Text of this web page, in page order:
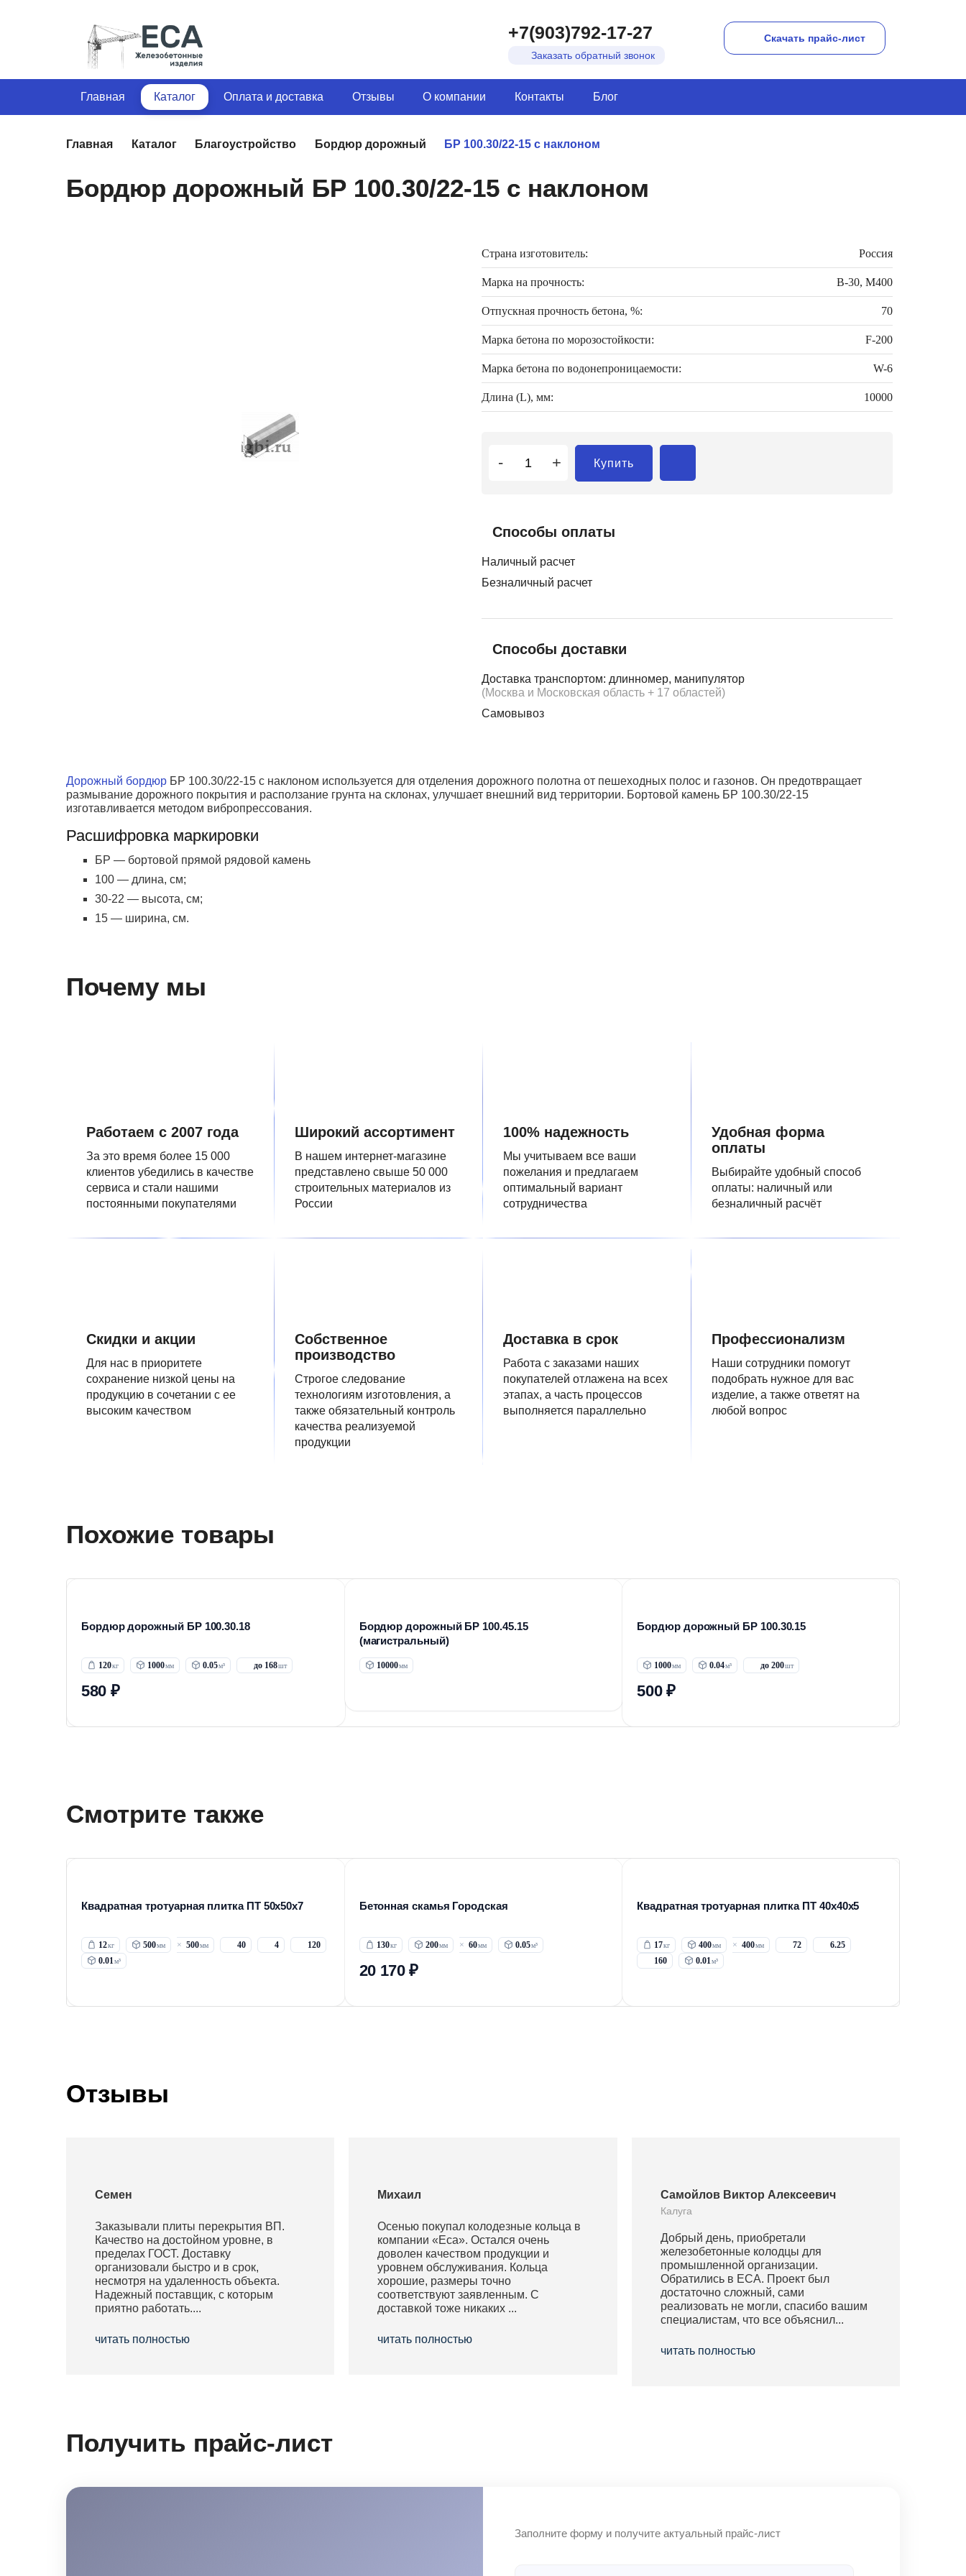
Скачать прайс-лист
+7(903)792-17-27
Заказать обратный звонок
Главная Каталог Оплата и доставка Отзывы О компании Контакты Блог
Главная Каталог Благоустройство Бордюр дорожный БР 100.30/22-15 с наклоном
Бордюр дорожный БР 100.30/22-15 с наклоном
Страна изготовитель: Россия
Марка на прочность: В-30, М400
Отпускная прочность бетона, %: 70
Марка бетона по морозостойкости: F-200
Марка бетона по водонепроницаемости: W-6
Длина (L), мм: 10000
- + Купить
Способы оплаты
Наличный расчет
Безналичный расчет
Способы доставки
Доставка транспортом: длинномер, манипулятор
(Москва и Московская область + 17 областей)
Самовывоз
Дорожный бордюр БР 100.30/22-15 с наклоном используется для отделения дорожного полотна от пешеходных полос и газонов. Он предотвращает
размывание дорожного покрытия и расползание грунта на склонах, улучшает внешний вид территории. Бортовой камень БР 100.30/22-15
изготавливается методом вибропрессования.
Расшифровка маркировки
БР — бортовой прямой рядовой камень
100 — длина, см;
30-22 — высота, см;
15 — ширина, см.
Почему мы
Работаем с 2007 года
За это время более 15 000
клиентов убедились в качестве
сервиса и стали нашими
постоянными покупателями
Широкий ассортимент
В нашем интернет-магазине
представлено свыше 50 000
строительных материалов из
России
100% надежность
Мы учитываем все ваши
пожелания и предлагаем
оптимальный вариант
сотрудничества
Удобная форма
оплаты
Выбирайте удобный способ
оплаты: наличный или
безналичный расчёт
Скидки и акции
Для нас в приоритете
сохранение низкой цены на
продукцию в сочетании с ее
высоким качеством
Собственное
производство
Строгое следование
технологиям изготовления, а
также обязательный контроль
качества реализуемой
продукции
Доставка в срок
Работа с заказами наших
покупателей отлажена на всех
этапах, а часть процессов
выполняется параллельно
Профессионализм
Наши сотрудники помогут
подобрать нужное для вас
изделие, а также ответят на
любой вопрос
Похожие товары
Бордюр дорожный БР 100.30.18
120 1000 0.05 до 168
580 ₽
Бордюр дорожный БР 100.45.15
(магистральный)
10000
Бордюр дорожный БР 100.30.15
1000 0.04 до 200
500 ₽
Смотрите также
Квадратная тротуарная плитка ПТ 50х50х7
12 500 500 40 4
120
0.01
Бетонная скамья Городская
130 200 60 0.05
20 170 ₽
Квадратная тротуарная плитка ПТ 40х40х5
17 400 400 72
6.25
160
0.01
Отзывы
Заказывали плиты перекрытия ВП.
Качество на достойном уровне, в
пределах ГОСТ. Доставку
организовали быстро и в срок,
несмотря на удаленность объекта.
Надежный поставщик, с которым
приятно работать....
читать полностью
Семен
Осенью покупал колодезные кольца в
компании «Еса». Остался очень
доволен качеством продукции и
уровнем обслуживания. Кольца
хорошие, размеры точно
соответствуют заявленным. С
доставкой тоже никаких ...
читать полностью
Михаил
Добрый день, приобретали
железобетонные колодцы для
промышленной организации.
Обратились в ЕСА. Проект был
достаточно сложный, сами
реализовать не могли, спасибо вашим
специалистам, что все объяснил...
читать полностью
Самойлов Виктор Алексеевич
Калуга
Получить прайс-лист